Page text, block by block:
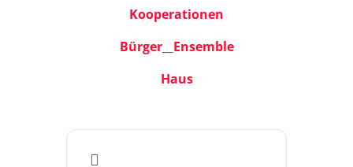
Kooperationen
Bürger__Ensemble
Haus